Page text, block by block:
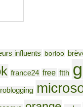
influents borloo
france24 free ftth